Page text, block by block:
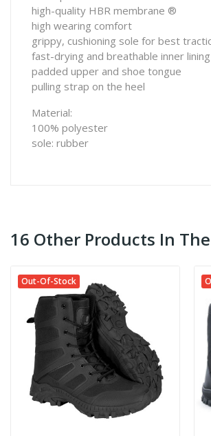
high-quality HBR membrane ®
high wearing comfort
grippy, cushioning sole for best
fast-drying and breathable inner lining
padded upper and shoe tongue
pulling strap on the heel
Material:
100% polyester
sole: rubber
16 Other Products In
Out-Of-Stock